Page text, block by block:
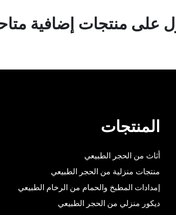
على منتجات إضافية
المنتجات
أثاث من الحجر الطبيعي
منتجات منزلية من الحجر الطبيعي
إمدادات المطبخ والحمام من الرخام الطبيعي
ديكور منزلي من الحجر الطبيعي